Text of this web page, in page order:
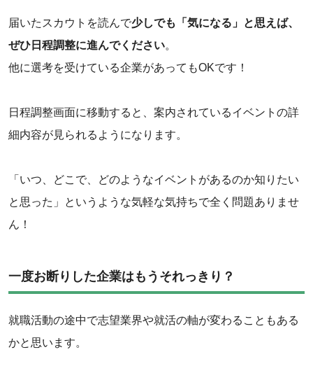
届いたスカウトを読んで少しでも「気になる」と思えば、
ぜひ日程調整に進んでください。
‌他に選考を受けている企業があってもOKです！
日程調整画面に移動すると、案内されているイベントの詳
細内容が見られるようになります。
「いつ、どこで、どのようなイベントがあるのか知りたい
と思った」というような気軽な気持ちで全く問題ありませ
ん！
一度お断りした企業はもうそれっきり？
就職活動の途中で志望業界や就活の軸が変わることもある
かと思います。